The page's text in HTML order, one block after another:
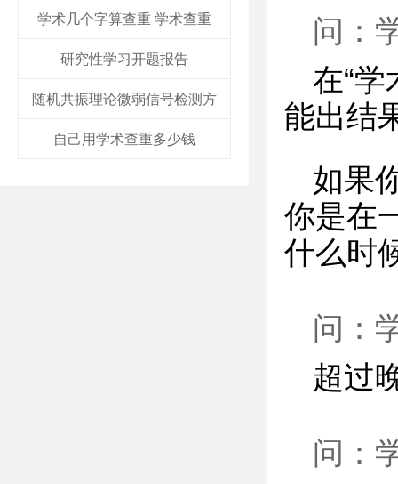
学术几个字算查重 学术查重
研究性学习开题报告
随机共振理论微弱信号检测方
自己用学术查重多少钱
问：
在“
能出结
如果
你是在
什么时
问：
超过
问：